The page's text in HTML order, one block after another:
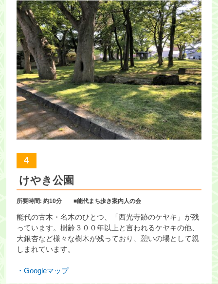
4
けやき公園
所要時間: 約10分 ■能代まち歩き案内人の会
能代の古木・名木のひとつ、「西光寺跡のケヤキ」が残
っています。樹齢３００年以上と言われるケヤキの他、
大銀杏など様々な樹木が残っており、憩いの場として親
しまれています。
・Googleマップ